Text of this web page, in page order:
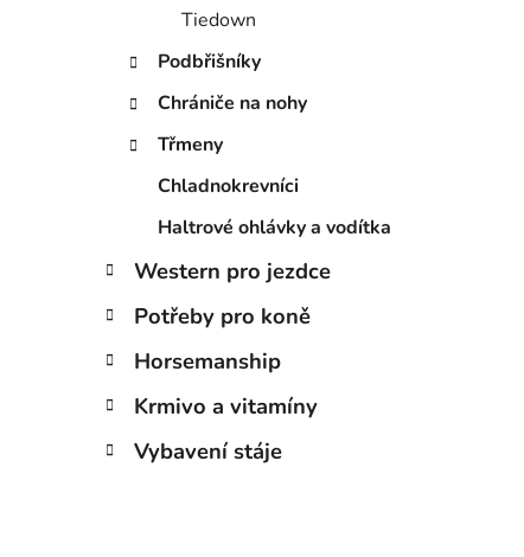
Tiedown
Podbřišníky
Chrániče na nohy
Třmeny
Chladnokrevníci
Haltrové ohlávky a vodítka
Western pro jezdce
Potřeby pro koně
Horsemanship
Krmivo a vitamíny
Vybavení stáje